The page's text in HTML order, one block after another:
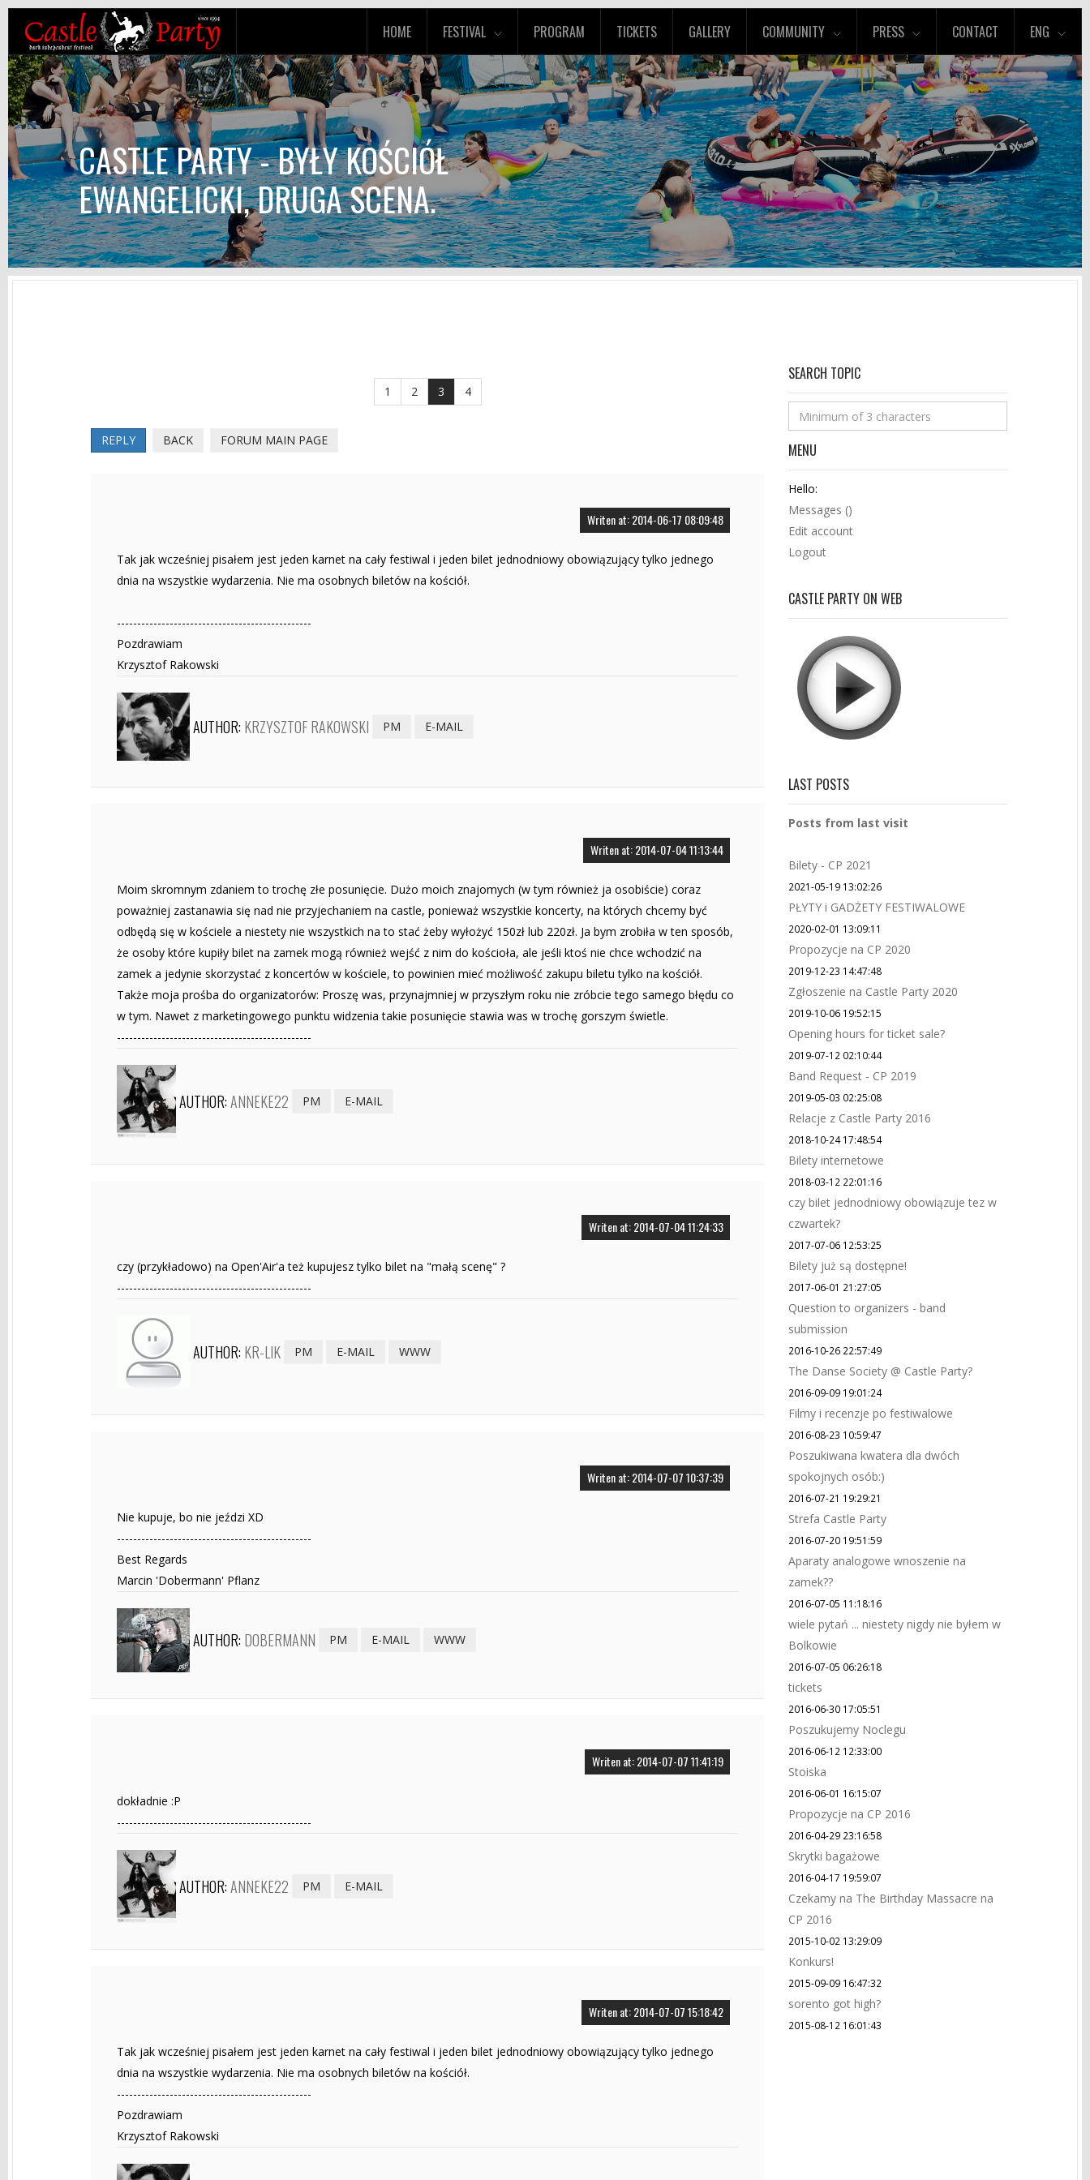
HOME FESTIVAL PROGRAM TICKETS GALLERY COMMUNITY PRESS CONTACT ENG
CASTLE PARTY - BYŁY KOŚCIÓŁ
EWANGELICKI, DRUGA SCENA.
1 2 3 4
REPLY BACK FORUM MAIN PAGE
Writen at: 2014-06-17 08:09:48
Tak jak wcześniej pisałem jest jeden karnet na cały festiwal i jeden bilet jednodniowy obowiązujący tylko jednego
dnia na wszystkie wydarzenia. Nie ma osobnych biletów na kościół.
------------------------------------------------
Pozdrawiam
Krzysztof Rakowski
AUTHOR: KRZYSZTOF RAKOWSKI PM E-MAIL
Writen at: 2014-07-04 11:13:44
Moim skromnym zdaniem to trochę złe posunięcie. Dużo moich znajomych (w tym również ja osobiście) coraz
poważniej zastanawia się nad nie przyjechaniem na castle, ponieważ wszystkie koncerty, na których chcemy być
odbędą się w kościele a niestety nie wszystkich na to stać żeby wyłożyć 150zł lub 220zł. Ja bym zrobiła w ten sposób,
że osoby które kupiły bilet na zamek mogą również wejść z nim do kościoła, ale jeśli ktoś nie chce wchodzić na
zamek a jedynie skorzystać z koncertów w kościele, to powinien mieć możliwość zakupu biletu tylko na kościół.
Także moja prośba do organizatorów: Proszę was, przynajmniej w przyszłym roku nie zróbcie tego samego błędu co
w tym. Nawet z marketingowego punktu widzenia takie posunięcie stawia was w trochę gorszym świetle.
------------------------------------------------
AUTHOR:ANNEKE22 PM E-MAIL
Writen at: 2014-07-04 11:24:33
czy (przykładowo) na Open'Air'a też kupujesz tylko bilet na "małą scenę" ?
------------------------------------------------
AUTHOR: KR-LIK PM E-MAIL WWW
Writen at: 2014-07-07 10:37:39
Nie kupuje, bo nie jeździ XD
------------------------------------------------
Best Regards
Marcin 'Dobermann' Pflanz
AUTHOR: DOBERMANN PM E-MAIL WWW
Writen at: 2014-07-07 11:41:19
dokładnie :P
------------------------------------------------
AUTHOR:ANNEKE22 PM E-MAIL
Writen at: 2014-07-07 15:18:42
Tak jak wcześniej pisałem jest jeden karnet na cały festiwal i jeden bilet jednodniowy obowiązujący tylko jednego
dnia na wszystkie wydarzenia. Nie ma osobnych biletów na kościół.
------------------------------------------------
Pozdrawiam
Krzysztof Rakowski
SEARCH TOPIC
MENU
Hello:
Messages ()
Edit account
Logout
CASTLE PARTY ON WEB
LAST POSTS
Posts from last visit
Bilety - CP 2021
2021-05-19 13:02:26
PŁYTY i GADŻETY FESTIWALOWE
2020-02-01 13:09:11
Propozycje na CP 2020
2019-12-23 14:47:48
Zgłoszenie na Castle Party 2020
2019-10-06 19:52:15
Opening hours for ticket sale?
2019-07-12 02:10:44
Band Request - CP 2019
2019-05-03 02:25:08
Relacje z Castle Party 2016
2018-10-24 17:48:54
Bilety internetowe
2018-03-12 22:01:16
czy bilet jednodniowy obowiązuje tez w
czwartek?
2017-07-06 12:53:25
Bilety już są dostępne!
2017-06-01 21:27:05
Question to organizers - band
submission
2016-10-26 22:57:49
The Danse Society @ Castle Party?
2016-09-09 19:01:24
Filmy i recenzje po festiwalowe
2016-08-23 10:59:47
Poszukiwana kwatera dla dwóch
spokojnych osób:)
2016-07-21 19:29:21
Strefa Castle Party
2016-07-20 19:51:59
Aparaty analogowe wnoszenie na
zamek??
2016-07-05 11:18:16
wiele pytań ... niestety nigdy nie byłem w
Bolkowie
2016-07-05 06:26:18
tickets
2016-06-30 17:05:51
Poszukujemy Noclegu
2016-06-12 12:33:00
Stoiska
2016-06-01 16:15:07
Propozycje na CP 2016
2016-04-29 23:16:58
Skrytki bagażowe
2016-04-17 19:59:07
Czekamy na The Birthday Massacre na
CP 2016
2015-10-02 13:29:09
Konkurs!
2015-09-09 16:47:32
sorento got high?
2015-08-12 16:01:43